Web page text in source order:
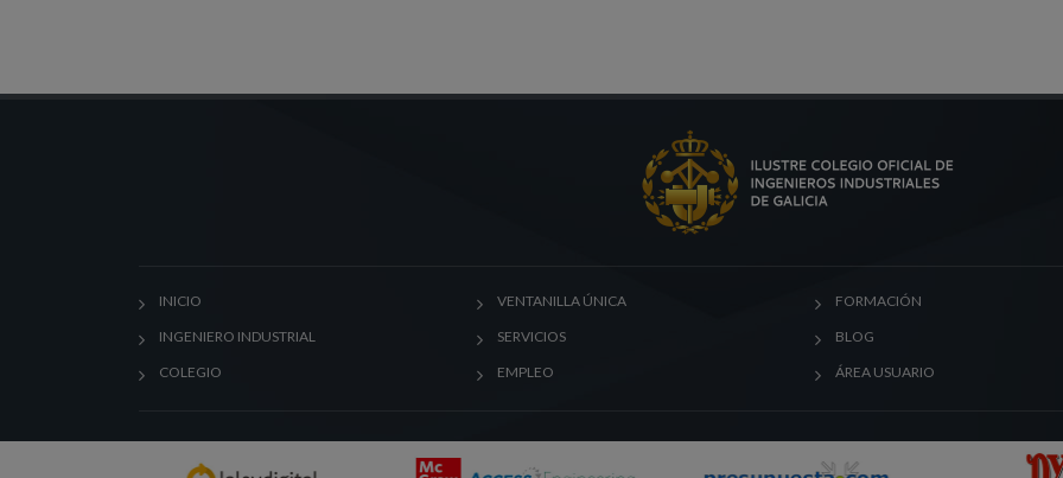
INICIO
INGENIERO INDUSTRIAL
COLEGIO
VENTANILLA ÚNICA
SERVICIOS
EMPLEO
FORMACIÓN
BLOG
ÁREA USUARIO